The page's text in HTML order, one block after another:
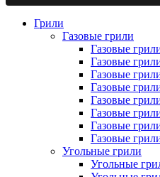
Грили
Газовые грили
Газовые
Газовые
Газовые
Газовые
Газовые
Газовые
Газовые
Газовые
Угольные грили
Угольные